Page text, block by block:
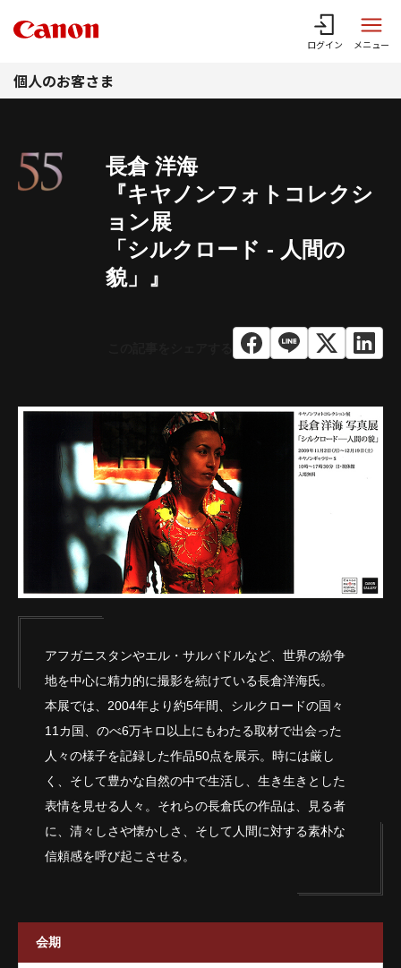
ログイン メニュー
個人のお客さま
長倉 洋海
『キヤノンフォトコレクシ
ョン展
「シルクロード - 人間の
貌」』
アフガニスタンやエル・サルバドルなど、世界の紛争
地を中心に精力的に撮影を続けている長倉洋海氏。
本展では、2004年より約5年間、シルクロードの国々
11カ国、のべ6万キロ以上にもわたる取材で出会った
人々の様子を記録した作品50点を展示。時には厳し
く、そして豊かな自然の中で生活し、生き生きとした
表情を見せる人々。それらの長倉氏の作品は、見る者
に、清々しさや懐かしさ、そして人間に対する素朴な
信頼感を呼び起こさせる。
会期